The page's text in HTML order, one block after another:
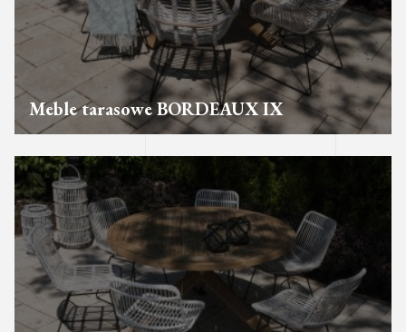
Meble tarasowe BORDEAUX IX